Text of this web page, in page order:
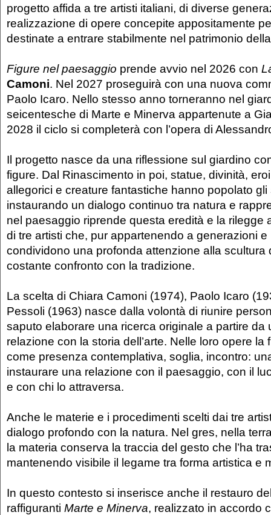
progetto affida a tre artisti italiani, di diverse
realizzazione di opere concepite appositamente
destinate a entrare stabilmente nel patrimonio
Figure nel paesaggio prende avvio nel 2026 con
Camoni. Nel 2027 proseguirà con una nuova
Paolo Icaro. Nello stesso anno torneranno nel
seicentesche di Marte e Minerva appartenute a
2028 il ciclo si completerà con l’opera di
Il progetto nasce da una riflessione sul giardino
figure. Dal Rinascimento in poi, statue, divinità,
allegorici e creature fantastiche hanno popolato gli
instaurando un dialogo continuo tra natura e
nel paesaggio riprende questa eredità e la rilegge
di tre artisti che, pur appartenendo a generazioni
condividono una profonda attenzione alla scultura
costante confronto con la tradizione.
La scelta di Chiara Camoni (1974), Paolo Icaro
Pessoli (1963) nasce dalla volontà di riunire
saputo elaborare una ricerca originale a partire da
relazione con la storia dell’arte. Nelle loro opere la
come presenza contemplativa, soglia, incontro:
instaurare una relazione con il paesaggio, con il
e con chi lo attraversa.
Anche le materie e i procedimenti scelti dai tre
dialogo profondo con la natura. Nel gres, nella
la materia conserva la traccia del gesto che l’ha
mantenendo visibile il legame tra forma artistica e
In questo contesto si inserisce anche il restauro
raffiguranti Marte e Minerva, realizzato in accordo